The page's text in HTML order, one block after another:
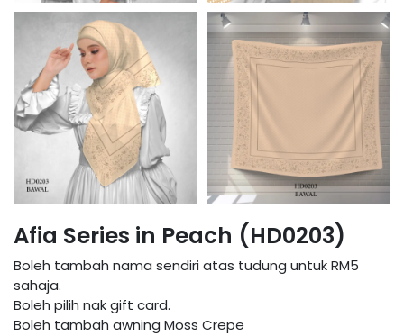
Afia Series in Peach (HD0203)
Boleh tambah nama sendiri atas tudung untuk RM5
sahaja.
Boleh pilih nak gift card.
Boleh tambah awning Moss Crepe